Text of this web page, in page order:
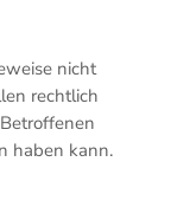
nicht
rechtlich
haben kann.